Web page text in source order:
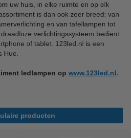
uw huis, in elke ruimte en op elk
is dan ook zeer breed: van
en van tafellampen tot
verlichtingssysteem bedient
of tablet. 123led.nl is een
Hue.
ledlampen op www.123led.nl.
producten